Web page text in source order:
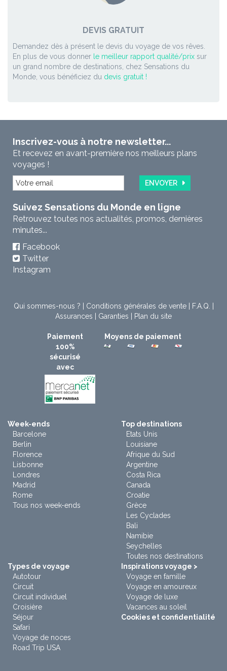
DEVIS GRATUIT
Demandez dès à présent le devis du voyage de vos rêves.
En plus de vous donner le meilleur rapport qualité/prix sur
un grand nombre de destinations, chez Sensations du
Monde, vous bénéficiez du devis gratuit !
Inscrivez-vous à notre newsletter...
Et recevez en avant-première nos meilleurs plans
voyages !
ENVOYER
Suivez Sensations du Monde en ligne
Retrouvez toutes nos actualités, promos, dernières
minutes...
Facebook
Twitter
Instagram
Qui sommes-nous ? Conditions générales de vente| F.A.Q.
Assurances
Garanties Plan du site
Paiement
100%
sécurisé
avec
Moyens de paiement
Week-ends
Barcelone
Berlin
Florence
Lisbonne
Londres
Madrid
Rome
Tous nos week-ends
Top destinations
Etats Unis
Louisiane
Afrique du Sud
Argentine
Costa Rica
Canada
Croatie
Grèce
Les Cyclades
Bali
Namibie
Seychelles
Toutes nos destinations
Types de voyage
Autotour
Circuit
Circuit individuel
Croisière
Séjour
Safari
Voyage de noces
Road Trip USA
Inspirations voyage >
Voyage en famille
Voyage en amoureux
Voyage de luxe
Vacances au soleil
Cookies et confidentialité